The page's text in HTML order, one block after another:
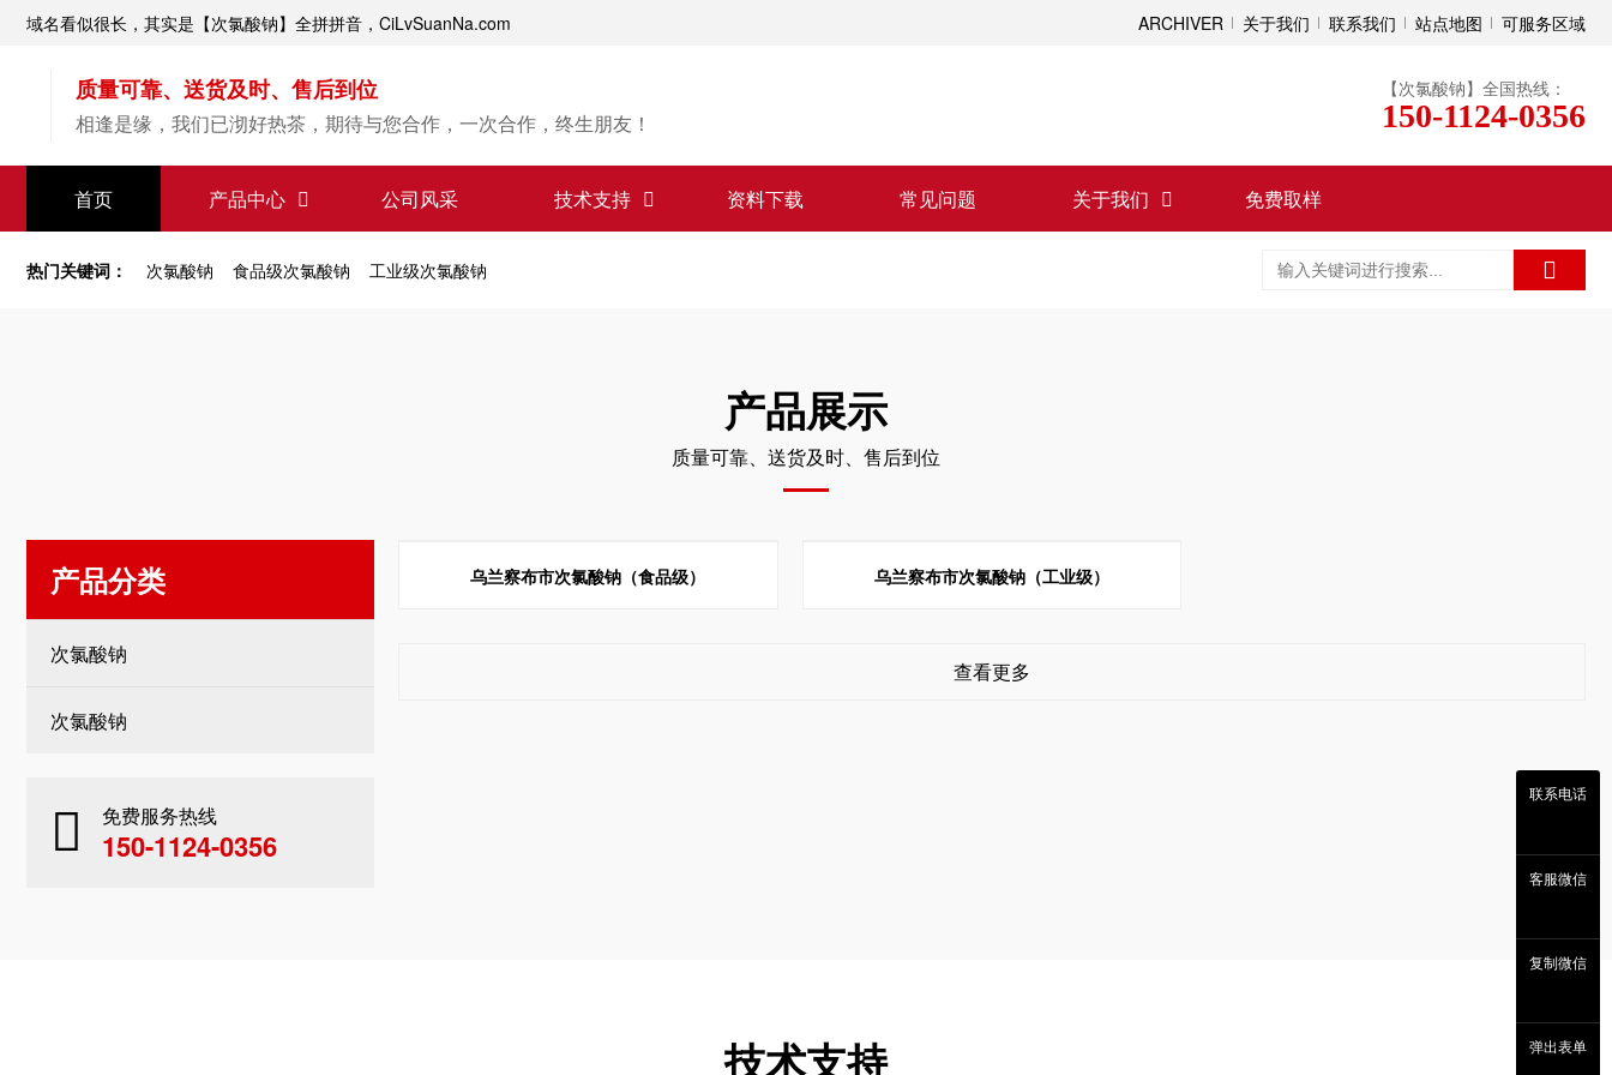
域名看似很长，其实是【次氯酸钠】全拼拼音，CiLvSuanNa.com ARCHIVER 关于我们 联系我们 站点地图 可服务区域
质量可靠、送货及时、售后到位
相逢是缘，我们已沏好热茶，期待与您合作，一次合作，终生朋友！
【次氯酸钠】全国热线：
150-1124-0356
首页 产品中心 公司风采 技术支持 资料下载 常见问题 关于我们 免费取样
【次氯酸钠】源头直供
专业经验，值得信赖
热门关键词： 次氯酸钠 食品级次氯酸钠 工业级次氯酸钠
产品展示
质量可靠、送货及时、售后到位
产品分类
次氯酸钠
次氯酸钠
免费服务热线
150-1124-0356
乌兰察布市次氯酸钠（食品级） 乌兰察布市次氯酸钠（工业级）
查看更多
技术支持
联系电话
客服微信
复制微信
弹出表单